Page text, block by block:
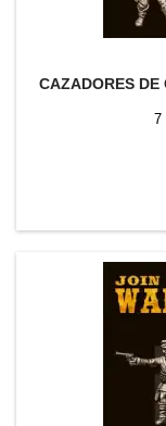
CAZADORES DE
7